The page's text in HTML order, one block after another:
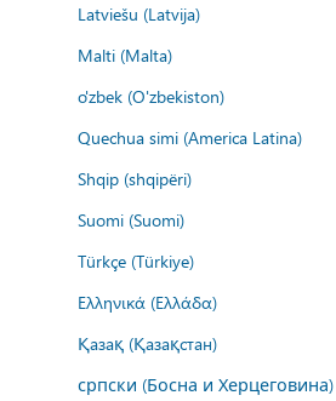
Latviešu (Latvija)
Malti (Malta)
o'zbek (O'zbekiston)
Quechua simi (America Latina)
Shqip (shqipëri)
Suomi (Suomi)
Türkçe (Türkiye)
Ελληνικά (Ελλάδα)
Қазақ (Қазақстан)
српски (Босна и Херцеговина)